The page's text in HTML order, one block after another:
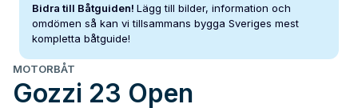
Bidra till Båtguiden! Lägg till bilder, information och
omdömen så kan vi tillsammans bygga Sveriges mest
kompletta båtguide!
MOTORBÅT
Gozzi 23 Open